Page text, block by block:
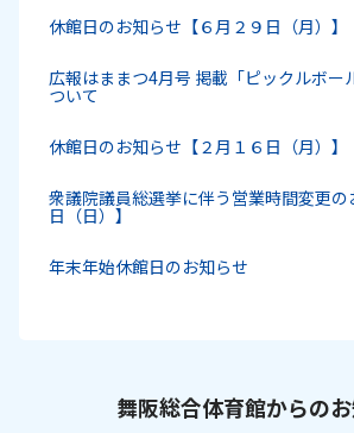
休館日のお知らせ【６月２９日（月）】
広報はままつ4月号 掲載「ピックルボー
ついて
休館日のお知らせ【２月１６日（月）】
衆議院議員総選挙に伴う営業時間変更の
日（日）】
年末年始休館日のお知らせ
舞阪総合体育館からの